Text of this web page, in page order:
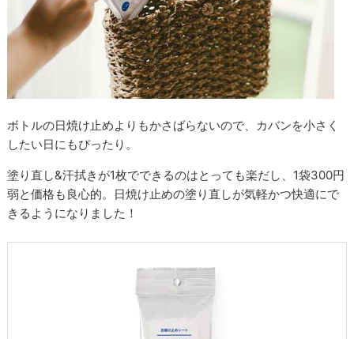
ボトルの日焼け止めよりもかさばらないので、カバンを小さく
したい日にもぴったり。
塗り直し&汗拭きが1枚でできるのはとっても楽だし、1袋300円
弱と価格も良心的。日焼け止めの塗り直しが気軽かつ快適にで
きるようになりました！